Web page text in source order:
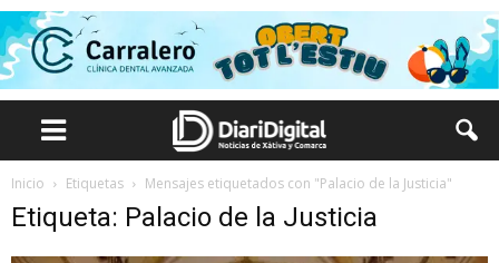
Inicio Etiquetas Mensajes etiquetados con "Palacio de la Justicia"
Etiqueta: Palacio de la Justicia